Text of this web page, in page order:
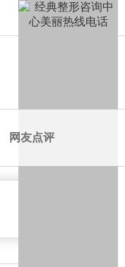
网友点评